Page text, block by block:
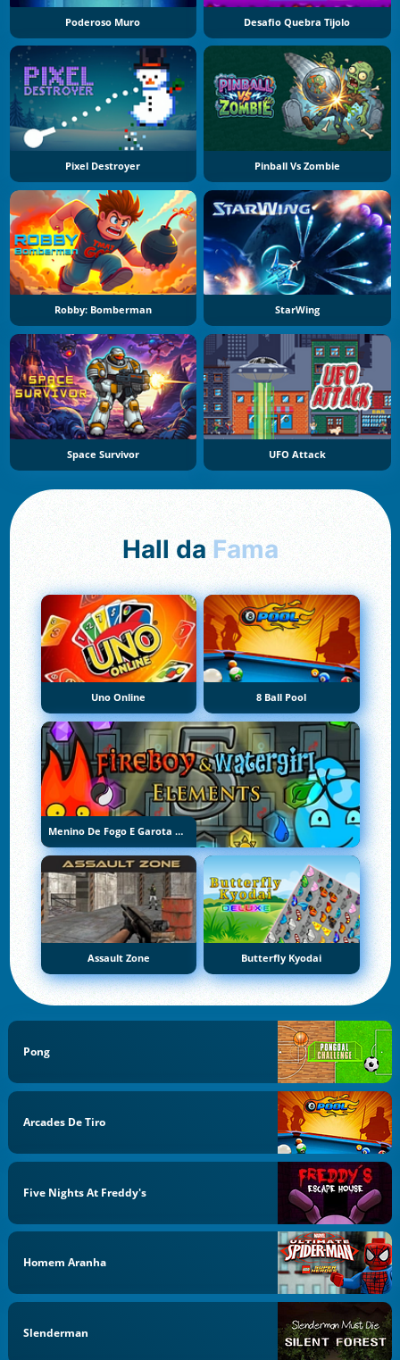
Poderoso Muro Desafio Quebra Tijolo
Pixel Destroyer Pinball Vs Zombie
Robby: Bomberman StarWing
Space Survivor UFO Attack
Hall da Fama
Uno Online 8 Ball Pool
Menino De Fogo E Garota De Água 5: Elementos
Assault Zone Butterfly Kyodai
Pong
Arcades De Tiro
Five Nights At Freddy's
Homem Aranha
Slenderman